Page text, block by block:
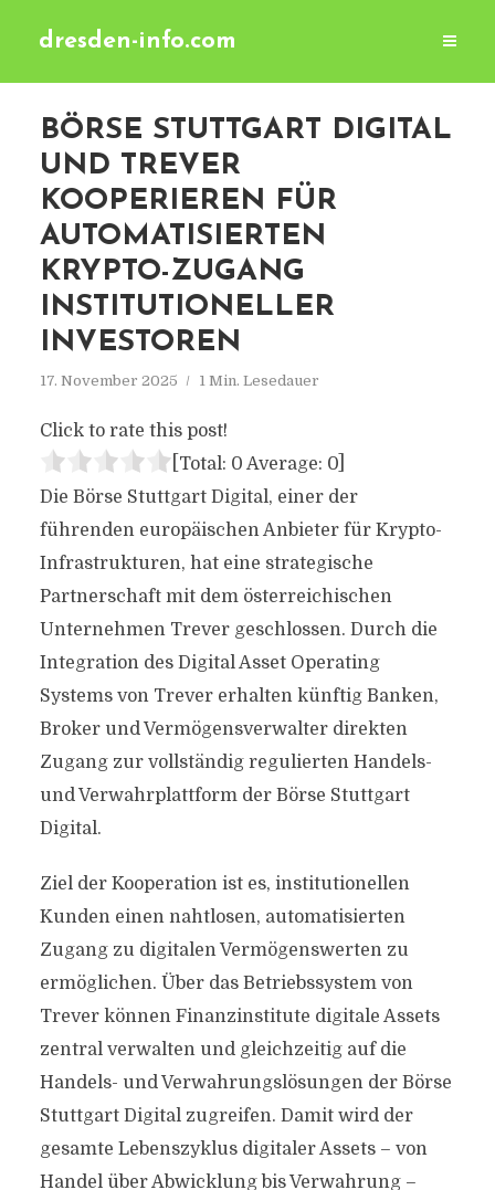
dresden-info.com
BÖRSE STUTTGART DIGITAL
UND TREVER
KOOPERIEREN FÜR
AUTOMATISIERTEN
KRYPTO-ZUGANG
INSTITUTIONELLER
INVESTOREN
17. November 2025 1 Min. Lesedauer
Click to rate this post!
[Total: 0 Average: 0]
Die Börse Stuttgart Digital, einer der
führenden europäischen Anbieter für Krypto-
Infrastrukturen, hat eine strategische
Partnerschaft mit dem österreichischen
Unternehmen Trever geschlossen. Durch die
Integration des Digital Asset Operating
Systems von Trever erhalten künftig Banken,
Broker und Vermögensverwalter direkten
Zugang zur vollständig regulierten Handels-
und Verwahrplattform der Börse Stuttgart
Digital.
Ziel der Kooperation ist es, institutionellen
Kunden einen nahtlosen, automatisierten
Zugang zu digitalen Vermögenswerten zu
ermöglichen. Über das Betriebssystem von
Trever können Finanzinstitute digitale Assets
zentral verwalten und gleichzeitig auf die
Handels- und Verwahrungslösungen der Börse
Stuttgart Digital zugreifen. Damit wird der
gesamte Lebenszyklus digitaler Assets – von
Handel über Abwicklung bis Verwahrung –